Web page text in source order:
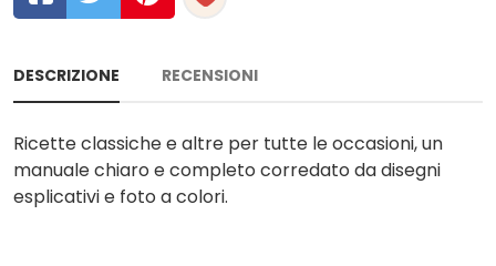
DESCRIZIONE RECENSIONI
Ricette classiche e altre per tutte le occasioni, un
manuale chiaro e completo corredato da disegni
esplicativi e foto a colori.